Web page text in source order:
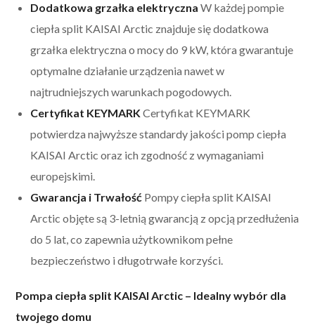
Dodatkowa grzałka elektryczna W każdej pompie
ciepła split KAISAI Arctic znajduje się dodatkowa
grzałka elektryczna o mocy do 9 kW, która gwarantuje
optymalne działanie urządzenia nawet w
najtrudniejszych warunkach pogodowych.
Certyfikat KEYMARKCertyfikat KEYMARK
potwierdza najwyższe standardy jakości pomp ciepła
KAISAI Arctic oraz ich zgodność z wymaganiami
europejskimi.
Gwarancja i Trwałość Pompy ciepła split KAISAI
Arctic objęte są 3-letnią gwarancją z opcją przedłużenia
do 5 lat, co zapewnia użytkownikom pełne
bezpieczeństwo i długotrwałe korzyści.
Pompa ciepła split KAISAI Arctic – Idealny wybór dla
twojego domu